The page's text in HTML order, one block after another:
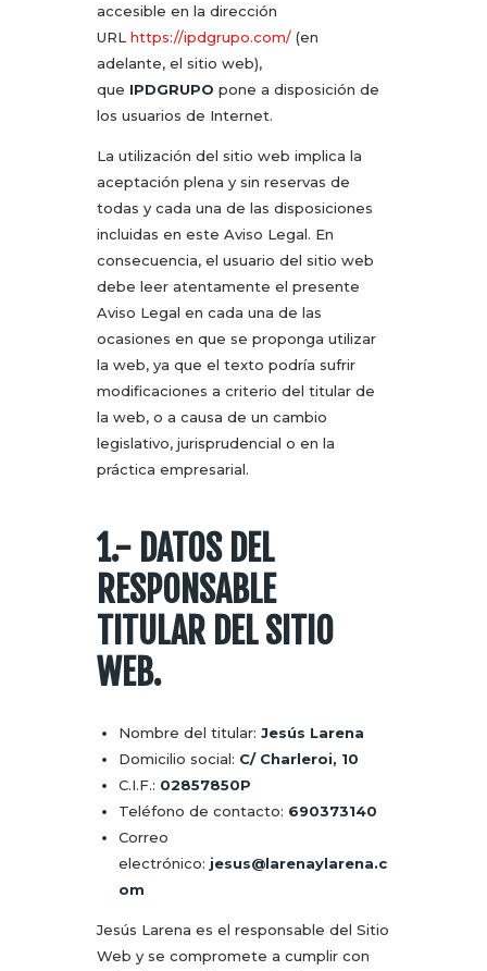
accesible en la dirección
URL https://ipdgrupo.com/ (en
adelante, el sitio web),
que IPDGRUPO pone a disposición de
los usuarios de Internet.
La utilización del sitio web implica la
aceptación plena y sin reservas de
todas y cada una de las disposiciones
incluidas en este Aviso Legal. En
consecuencia, el usuario del sitio web
debe leer atentamente el presente
Aviso Legal en cada una de las
ocasiones en que se proponga utilizar
la web, ya que el texto podría sufrir
modificaciones a criterio del titular de
la web, o a causa de un cambio
legislativo, jurisprudencial o en la
práctica empresarial.
1.- DATOS DEL
RESPONSABLE
TITULAR DEL SITIO
WEB.
Nombre del titular: Jesús Larena
Domicilio social: C/ Charleroi, 10
C.I.F.: 02857850P
Teléfono de contacto: 690373140
Correo
electrónico: jesus@larenaylarena.c
om
Jesús Larena es el responsable del Sitio
Web y se compromete a cumplir con